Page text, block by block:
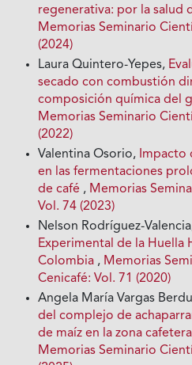
regenerativa: por la salud
Memorias Seminario
(2024)
Laura Quintero-Yepes,
secado con combustión
composición química del
Memorias Seminario
(2022)
Valentina Osorio, Impacto
en las fermentaciones
de café , Memorias
Vol. 74 (2023)
Nelson Rodríguez-
Experimental de la Huella
Colombia , Memorias
Cenicafé: Vol. 71 (2020)
Angela María Vargas
del complejo de
de maíz en la zona
Memorias Seminario